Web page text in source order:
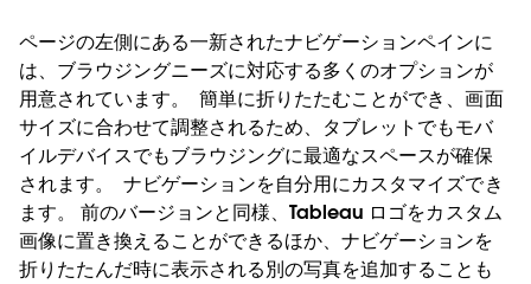
ページの左側にある一新されたナビゲーションペインに
は、ブラウジングニーズに対応する多くのオプションが
用意されています。
簡単に折りたたむことができ、画面
サイズに合わせて調整されるため、タブレットでもモバ
イルデバイスでもブラウジングに最適なスペースが確保
されます。
ナビゲーションを自分用にカスタマイズでき
ます。 前のバージョンと同様、Tableau ロゴをカスタム
画像に置き換えることができるほか、ナビゲーションを
折りたたんだ時に表示される別の写真を追加することも